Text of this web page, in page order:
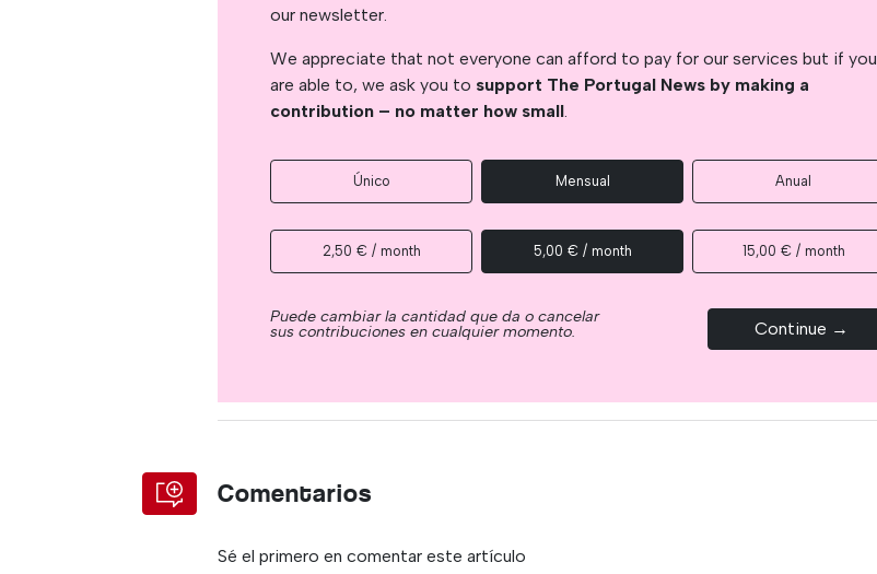
our newsletter.
We appreciate that not everyone can afford to pay for our services but if you
are able to, we ask you to support The Portugal News by making a
contribution – no matter how small.
Único Mensual Anual
2,50 € / month 5,00 € / month 15,00 € / month
Puede cambiar la cantidad que da o cancelar
sus contribuciones en cualquier momento. Continue →
Comentarios
Sé el primero en comentar este artículo